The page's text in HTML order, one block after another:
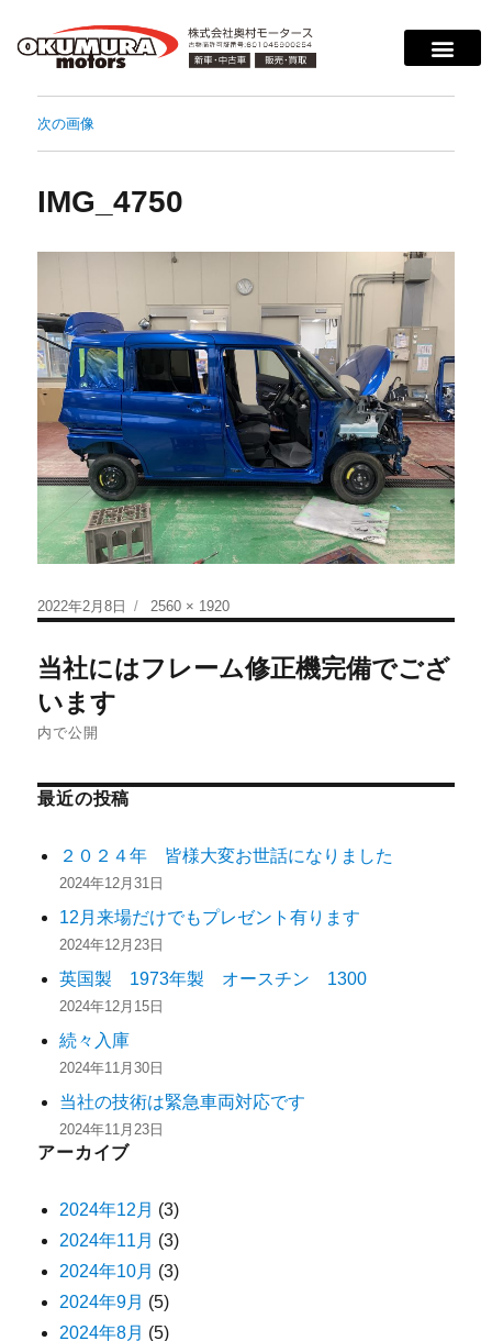
次の画像
IMG_4750
2022年2月8日 2560 × 1920
当社にはフレーム修正機完備でござ
います
内で公開
最近の投稿
２０２４年 皆様大変お世話になりました
2024年12月31日
12月来場だけでもプレゼント有ります
2024年12月23日
英国製 1973年製 オースチン 1300
2024年12月15日
続々入庫
2024年11月30日
当社の技術は緊急車両対応です
2024年11月23日
アーカイブ
2024年12月 (3)
2024年11月 (3)
2024年10月 (3)
2024年9月 (5)
2024年8月 (5)